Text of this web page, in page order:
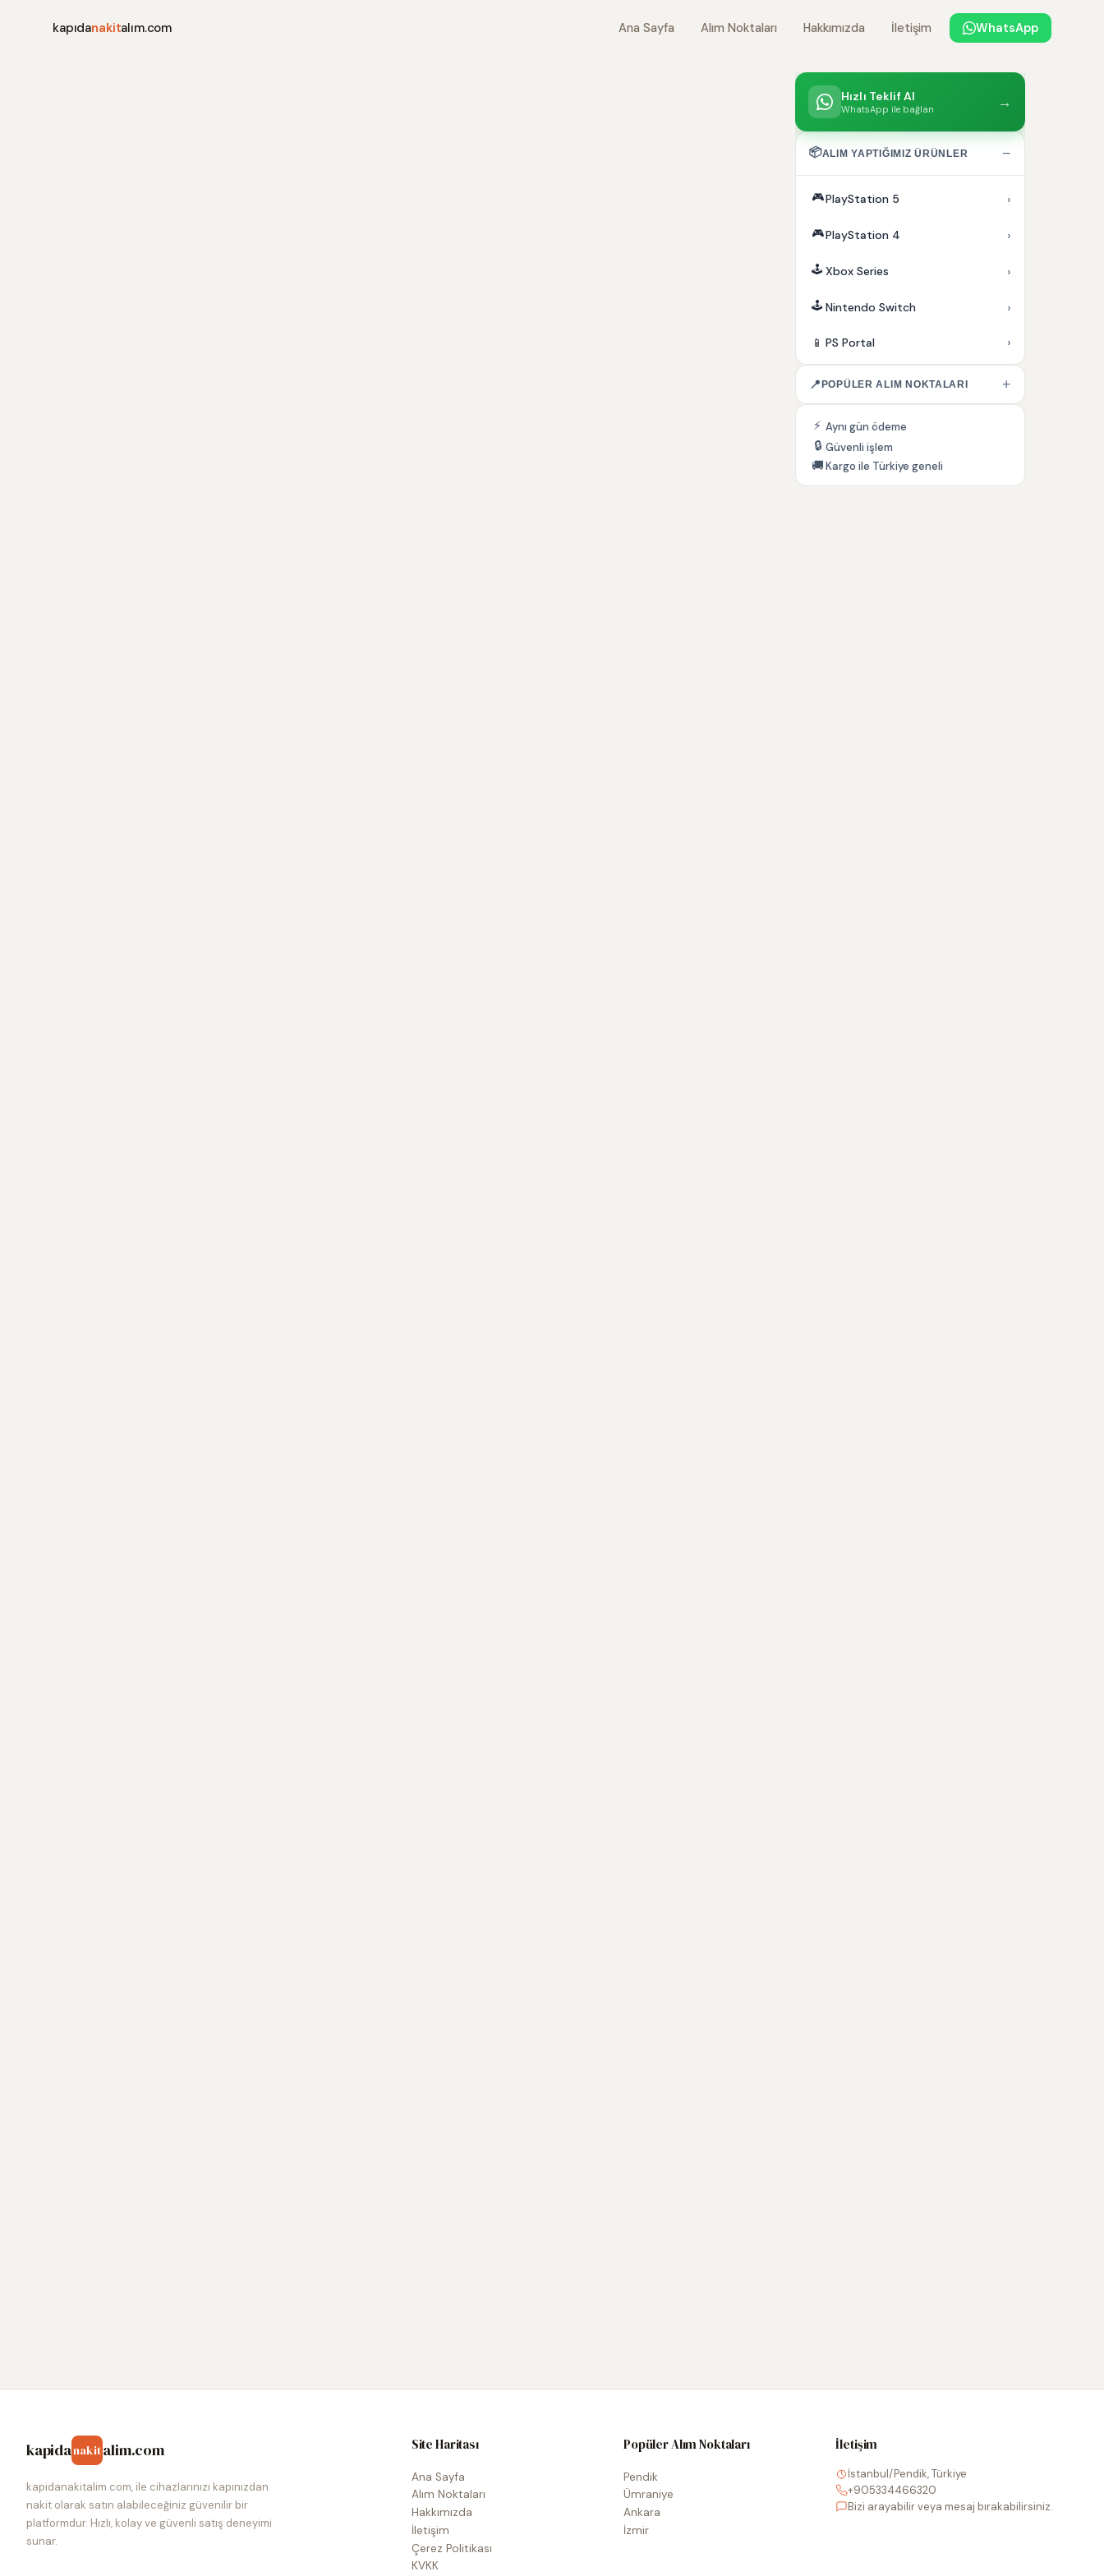
kapıdanakitalım.com Ana Sayfa Alım Noktaları Hakkımızda İletişim WhatsApp
Hızlı Teklif Al
WhatsApp ile bağlan →
📦ALIM YAPTIĞIMIZ ÜRÜNLER −
🎮PlayStation 5 ›
🎮PlayStation 4 ›
🕹️ Xbox Series ›
🕹️ Nintendo Switch ›
📱 PS Portal ›
📍 POPÜLER ALIM NOKTALARI +
⚡ Aynı gün ödeme
🔒 Güvenli işlem
🚚Kargo ile Türkiye geneli
kapidanakitalim.com
kapidanakitalim.com, ile cihazlarınızı kapınızdan
nakit olarak satın alabileceğiniz güvenilir bir
platformdur. Hızlı, kolay ve güvenli satış deneyimi
sunar.
Site Haritası
Ana Sayfa
Alım Noktaları
Hakkımızda
İletişim
Çerez Politikası
KVKK
Popüler Alım Noktaları
Pendik
Ümraniye
Ankara
İzmir
İletişim
İstanbul/Pendik, Türkiye
+905334466320
Bizi arayabilir veya mesaj bırakabilirsiniz.